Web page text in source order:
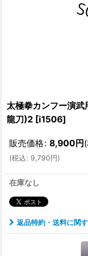
太極拳カンフー演
龍刀)2 [i1506]
販売価格: 8,900円
(税込: 9,790円)
在庫なし
返品特約・送料に関